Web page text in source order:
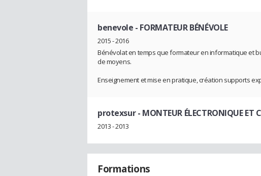
benevole - FORMATEUR BÉNÉVOLE
2015 - 2016
Bénévolat en temps que formateur en informatique et
de moyens.
Enseignement et mise en pratique, création supports
protexsur- MONTEUR ÉLECTRONIQUE ET
2013 - 2013
Formations